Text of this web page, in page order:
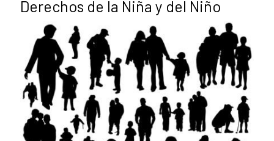
Derechos de la Niña y del Niño